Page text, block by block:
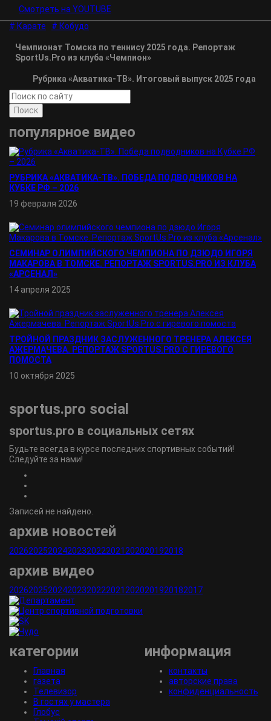
Смотреть на YOUTUBE
# Карате
# Кобудо
Чемпионат Томска по теннису 2025 года. Репортаж
SportUs.Pro из клуба «Чемпион»
Рубрика «Акватика-TВ». Итоговый выпуск 2025 года
Поиск
популярное видео
РУБРИКА «АКВАТИКА-TВ». ПОБЕДА ПОДВОДНИКОВ НА
КУБКЕ РФ – 2026
19 февраля 2026
СЕМИНАР ОЛИМПИЙСКОГО ЧЕМПИОНА ПО ДЗЮДО ИГОРЯ
МАКАРОВА В ТОМСКЕ. РЕПОРТАЖ SPORTUS.PRO ИЗ КЛУБА
«АРСЕНАЛ»
14 апреля 2025
ТРОЙНОЙ ПРАЗДНИК ЗАСЛУЖЕННОГО ТРЕНЕРА АЛЕКСЕЯ
АЖЕРМАЧЕВА. РЕПОРТАЖ SPORTUS.PRO С ГИРЕВОГО
ПОМОСТА
10 октября 2025
sportus.pro social
sportus.pro в социальных сетях
Будьте всегда в курсе последних спортивных событий!
Следуйте за нами!
Записей не найдено.
архив новостей
202620252024202320222021 202020192018
архив видео
202620252024202320222021 2020201920182017
категории
Главная
газета
Телевизор
В гостях у мастера
Глобус
информация
контакты
авторские права
конфиденциальность